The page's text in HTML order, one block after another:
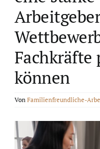
Fachkräfte
können
VonFamilienfreundliche-
Zeige
grösseres